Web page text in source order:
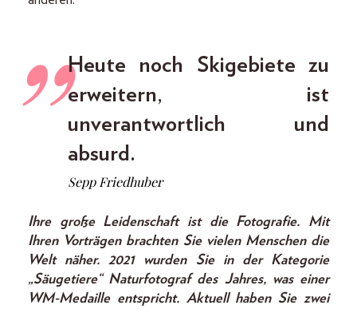
Heute noch Skigebiete zu
erweitern, ist
unverantwortlich und
absurd.
Sepp Friedhuber
Ihre große Leidenschaft ist die Fotografie. Mit
Ihren Vorträgen brachten Sie vielen Menschen die
Welt näher. 2021 wurden Sie in der Kategorie
„Säugetiere“ Naturfotograf des Jahres, was einer
WM-Medaille entspricht. Aktuell haben Sie zwei